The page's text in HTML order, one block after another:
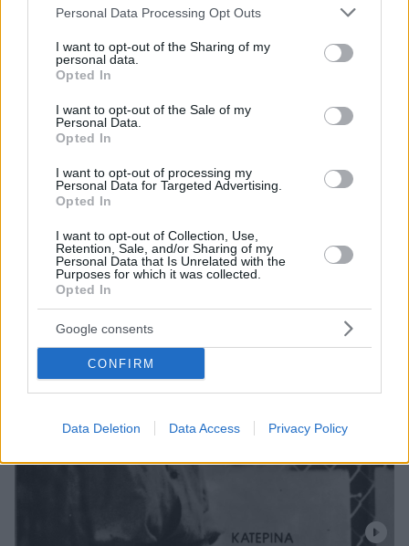
Please note that this website/app uses one or more Google
not limited to your visit or usage behaviour. You may click to
grant or deny consent to Google and its third-party tags to
use your data for below specified purposes in below Google
consent section.
Personal Data Processing Opt Outs
I want to opt-out of the Sharing of my
personal data.
Opted In
I want to opt-out of the Sale of my
Personal Data.
Opted In
I want to opt-out of processing my
Personal Data for Targeted Advertising.
Opted In
I want to opt-out of Collection, Use,
Retention, Sale, and/or Sharing of my
Personal Data that Is Unrelated with the
Purposes for which it was collected.
Opted In
Google consents
CONFIRM
Data Deletion Data Access Privacy Policy
Πέθανε το πρώην μέλος των Magic De Spell, Νίκος
Έφυγε από ανακοπή καρδιάς. Υπήρξε μουσικός,
συνθέτης αλλά και τραγουδιστής του δημοφιλούς
ελληνικού ροκ συγκροτήματος την δεκαετίας του
'90, κατά την πιο επιτυχημένη περίοδό του